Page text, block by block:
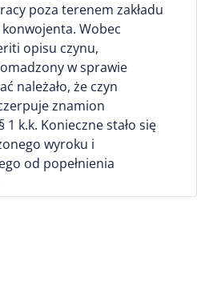
poza terenem zakładu
Wobec
opisu czynu,
w sprawie
należało, że czyn
znamion
k.k. Konieczne stało się
wyroku i
od popełnienia